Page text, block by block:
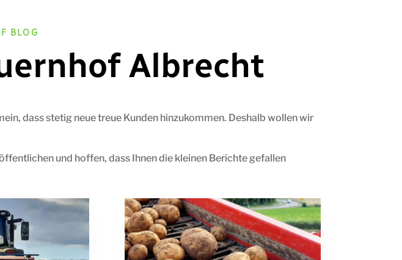
BLOG
Albrecht
dass stetig neue treue Kunden hinzukommen. Deshalb wollen wir
und hoffen, dass Ihnen die kleinen Berichte gefallen